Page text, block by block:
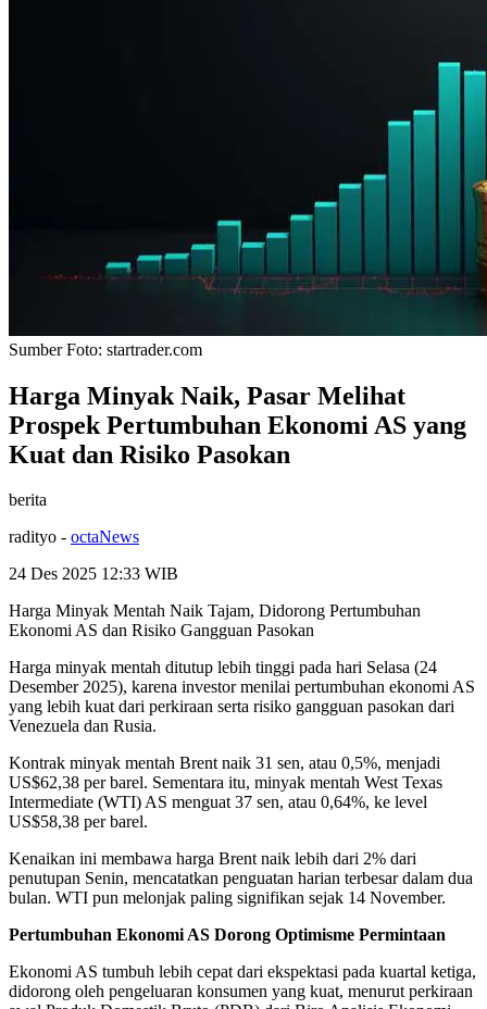
Sumber Foto: startrader.com
Harga Minyak Naik, Pasar Melihat
Prospek Pertumbuhan Ekonomi AS yang
Kuat dan Risiko Pasokan
berita
radityo - octaNews
24 Des 2025 12:33 WIB
Harga Minyak Mentah Naik Tajam, Didorong Pertumbuhan
Ekonomi AS dan Risiko Gangguan Pasokan
Harga minyak mentah ditutup lebih tinggi pada hari Selasa (24
Desember 2025), karena investor menilai pertumbuhan ekonomi AS
yang lebih kuat dari perkiraan serta risiko gangguan pasokan dari
Venezuela dan Rusia.
Kontrak minyak mentah Brent naik 31 sen, atau 0,5%, menjadi
US$62,38 per barel. Sementara itu, minyak mentah West Texas
Intermediate (WTI) AS menguat 37 sen, atau 0,64%, ke level
US$58,38 per barel.
Kenaikan ini membawa harga Brent naik lebih dari 2% dari
penutupan Senin, mencatatkan penguatan harian terbesar dalam dua
bulan. WTI pun melonjak paling signifikan sejak 14 November.
Pertumbuhan Ekonomi AS Dorong Optimisme Permintaan
Ekonomi AS tumbuh lebih cepat dari ekspektasi pada kuartal ketiga,
didorong oleh pengeluaran konsumen yang kuat, menurut perkiraan